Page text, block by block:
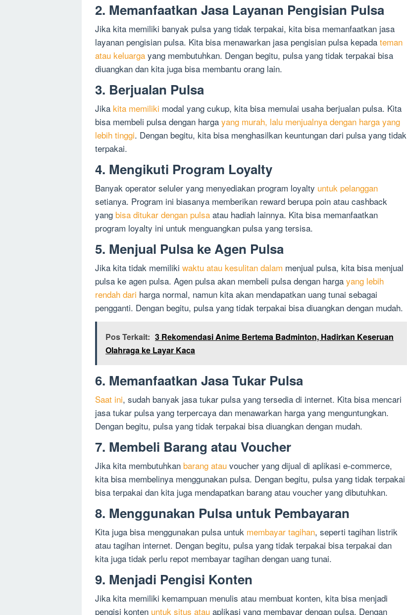
2. Memanfaatkan Jasa Layanan Pengisian Pulsa
Jika kita memiliki banyak pulsa yang tidak terpakai, kita bisa memanfaatkan jasa
layanan pengisian pulsa. Kita bisa menawarkan jasa pengisian pulsa kepada teman
atau keluarga yang membutuhkan. Dengan begitu, pulsa yang tidak terpakai bisa
diuangkan dan kita juga bisa membantu orang lain.
3. Berjualan Pulsa
Jika kita memiliki modal yang cukup, kita bisa memulai usaha berjualan pulsa. Kita
bisa membeli pulsa dengan harga yang murah, lalu menjualnya dengan harga yang
lebih tinggi. Dengan begitu, kita bisa menghasilkan keuntungan dari pulsa yang tidak
terpakai.
4. Mengikuti Program Loyalty
Banyak operator seluler yang menyediakan program loyalty untuk pelanggan
setianya. Program ini biasanya memberikan reward berupa poin atau cashback
yang bisa ditukar dengan pulsa atau hadiah lainnya. Kita bisa memanfaatkan
program loyalty ini untuk menguangkan pulsa yang tersisa.
5. Menjual Pulsa ke Agen Pulsa
Jika kita tidak memiliki waktu atau kesulitan dalam menjual pulsa, kita bisa menjual
pulsa ke agen pulsa. Agen pulsa akan membeli pulsa dengan harga yang lebih
rendah dari harga normal, namun kita akan mendapatkan uang tunai sebagai
pengganti. Dengan begitu, pulsa yang tidak terpakai bisa diuangkan dengan mudah.
Pos Terkait: 3 Rekomendasi Anime Bertema Badminton, Hadirkan Keseruan
Olahraga ke Layar Kaca
6. Memanfaatkan Jasa Tukar Pulsa
Saat ini, sudah banyak jasa tukar pulsa yang tersedia di internet. Kita bisa mencari
jasa tukar pulsa yang terpercaya dan menawarkan harga yang menguntungkan.
Dengan begitu, pulsa yang tidak terpakai bisa diuangkan dengan mudah.
7. Membeli Barang atau Voucher
Jika kita membutuhkan barang atau voucher yang dijual di aplikasi e-commerce,
kita bisa membelinya menggunakan pulsa. Dengan begitu, pulsa yang tidak terpakai
bisa terpakai dan kita juga mendapatkan barang atau voucher yang dibutuhkan.
8. Menggunakan Pulsa untuk Pembayaran
Kita juga bisa menggunakan pulsa untuk membayar tagihan, seperti tagihan listrik
atau tagihan internet. Dengan begitu, pulsa yang tidak terpakai bisa terpakai dan
kita juga tidak perlu repot membayar tagihan dengan uang tunai.
9. Menjadi Pengisi Konten
Jika kita memiliki kemampuan menulis atau membuat konten, kita bisa menjadi
pengisi konten untuk situs atau aplikasi yang membayar dengan pulsa. Dengan